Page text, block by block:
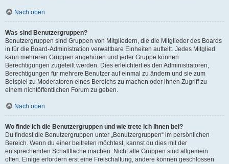
Nach oben
Was sind Benutzergruppen?
Benutzergruppen sind Gruppen von Mitgliedern, die die Mitglieder des Boards
in für die Board-Administration verwaltbare Einheiten aufteilt. Jedes Mitglied
kann mehreren Gruppen angehören und jeder Gruppe können
Berechtigungen zugeteilt werden. Dies erleichtert es den Administratoren,
Berechtigungen für mehrere Benutzer auf einmal zu ändern und sie zum
Beispiel zu Moderatoren eines Bereichs zu machen oder ihnen Zugriff zu
einem nichtöffentlichen Forum zu geben.
Nach oben
Wo finde ich die Benutzergruppen und wie trete ich ihnen bei?
Du findest die Benutzergruppen unter „Benutzergruppen“ im persönlichen
Bereich. Wenn du einer beitreten möchtest, kannst du dies mit der
entsprechenden Schaltfläche machen. Nicht alle Gruppen sind allgemein
offen. Einige erfordern erst eine Freischaltung, andere können geschlossen